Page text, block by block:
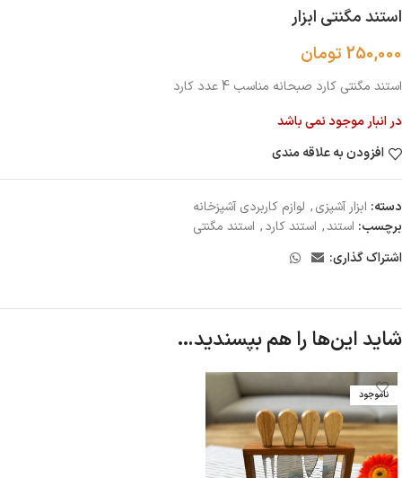
استند مگنتی ابزار
250,000 تومان
استند مگنتی کارد صبحانه مناسب 4 عدد کارد
در انبار موجود نمی باشد
افزودن به علاقه مندی
دسته: ابزار آشپزى, لوازم كاربردى آشپزخانه
برچسب: استند, استند کارد, استند مگنتی
اشتراک گذاری:
شاید این‌ها را هم بپسندید…
ناموجود